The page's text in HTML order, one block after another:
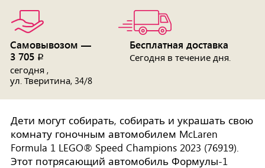
Самовывозом —
3 705 p
сегодня ,
ул. Тверитина, 34/8
Бесплатная доставка
Сегодня в течение дня.
Дети могут собирать, собирать и украшать свою
комнату гоночным автомобилем McLaren
Formula 1 LEGO® Speed Champions 2023 (76919).
Этот потрясающий автомобиль Формулы-1